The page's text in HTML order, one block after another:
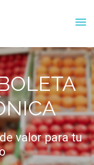
valor para tu